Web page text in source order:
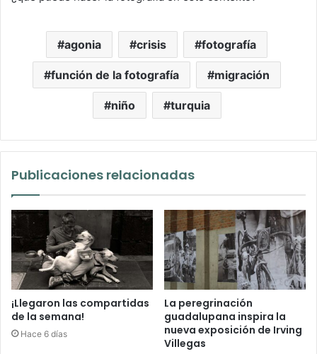
agonia crisis fotografía
función de la fotografía migración
niño turquia
Publicaciones relacionadas
¡Llegaron las compartidas
de la semana!
Hace 6 días
La peregrinación
guadalupana inspira la
nueva exposición de Irving
Villegas